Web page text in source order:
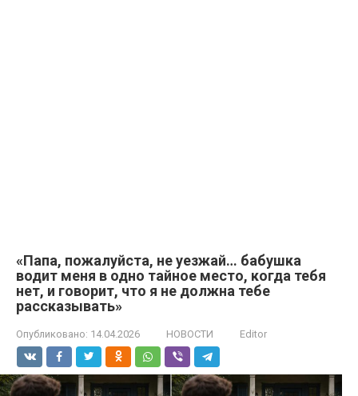
«Папа, пожалуйста, не уезжай… бабушка
водит меня в одно тайное место, когда тебя
нет, и говорит, что я не должна тебе
рассказывать»
Опубликовано: 14.04.2026 НОВОСТИ Editor